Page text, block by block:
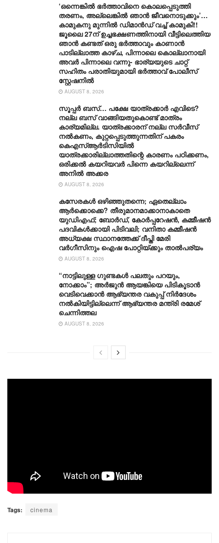
‘ഒന്നെങ്കിൽ ഭർത്താവിനെ കൊലപ്പെടുത്തി
തരണം, അല്ലെങ്കിൽ ഞാൻ ജീവനൊടുക്കും’…
കാമുകനു മുന്നിൽ ഡിമാൻഡ് വച്ച് കാമുകി!!
ജൂലൈ 27ന് ഉച്ചഭക്ഷണത്തിനായി വീട്ടിലെത്തിയ
ഞാൻ കണ്ടത് ഒരു ഭർത്താവും കാണാൻ
പാടില്ലാത്ത കാഴ്ച, പിന്നാലെ കൊല്ലാനായി
അവർ പിന്നാലെ വന്നു- ഭാര്യയുടെ ചാറ്റ്
സഹിതം പരാതിയുമായി ഭർത്താവ് പോലീസ്
സ്റ്റേഷനിൽ
AUGUST 8, 2026
സൂപ്പർ ബസ്… പക്ഷേ യാത്രക്കാർ എവിടെ?
നല്ല ബസ് വാങ്ങിയതുകൊണ്ട് മാത്രം
കാര്യമില്ല. യാത്രക്കാരന് നല്ല സര്‍വീസ്
നല്‍കണം, കുറ്റപ്പെടുത്തുന്നതിന് പകരം
കെഎസ്ആര്‍ടിസിയില്‍
യാത്രക്കാരില്ലാത്തതിന്റെ കാരണം പഠിക്കണം,
ഒരിക്കല്‍ കയറിയവര്‍ പിന്നെ കയറില്ലെന്ന്
അനില്‍ അക്കര
AUGUST 8, 2026
കസേരകൾ ഒഴിഞ്ഞുതന്നെ; ഏതെല്ലാം
ആർക്കൊക്കെ? തീരുമാനമാക്കാനാകാതെ
യുഡിഎഫ്; ബോർഡ്, കോർപ്പറേഷൻ, കമ്മീഷൻ
പദവികൾക്കായി പിടിവലി; വനിതാ കമ്മീഷൻ
അധ്യക്ഷ സ്ഥാനത്തേക്ക് ദീപ്തി മേരി
വർഗീസിനും ഐഷ പോറ്റിയ്ക്കും താൽപര്യം
AUGUST 8, 2026
“നാട്ടിലുള്ള ഗുണ്ടകൾ പലതും പറയും,
നോക്കാം”; അർജുൻ ആയങ്കിയെ പിടികൂടാൻ
വെടിവെക്കാൻ ആഭ്യന്തര വകുപ്പ് നിർദേശം
നൽകിയിട്ടില്ലെന്ന് ആഭ്യന്തര മന്ത്രി രമേശ്
ചെന്നിത്തല
AUGUST 8, 2026
Tags: cinema